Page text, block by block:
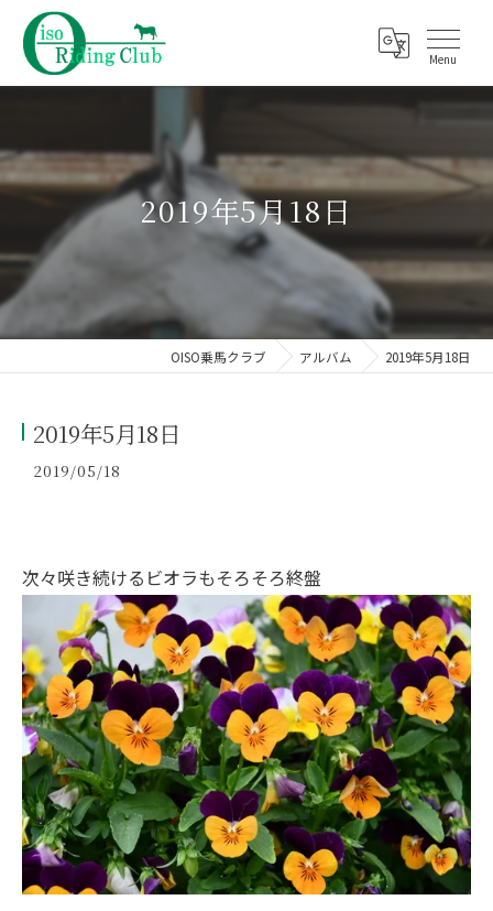
2019年5月18日
OISO乗馬クラブ アルバム 2019年5月18日
2019年5月18日
2019/05/18
次々咲き続けるビオラもそろそろ終盤